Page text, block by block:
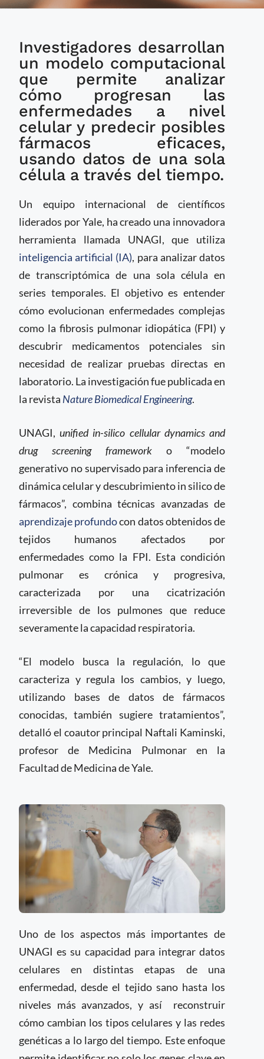
de IA diseñada para
entender
enfermedades
complejas y encontrar
nuevos tratamientos
Investigadores desarrollan
un modelo computacional
que permite analizar
cómo progresan las
enfermedades a nivel
celular y predecir posibles
fármacos eficaces,
usando datos de una sola
célula a través del tiempo.
Un equipo internacional de científicos
liderados por Yale, ha creado una innovadora
herramienta llamada UNAGI, que utiliza
inteligencia artificial (IA), para analizar datos
de transcriptómica de una sola célula en
series temporales. El objetivo es entender
cómo evolucionan enfermedades complejas
como la fibrosis pulmonar idiopática (FPI) y
descubrir medicamentos potenciales sin
necesidad de realizar pruebas directas en
laboratorio. La investigación fue publicada en
la revista Nature Biomedical Engineering.
UNAGI,unified in-silico cellular dynamics and
drug screening framework o “modelo
generativo no supervisado para inferencia de
dinámica celular y descubrimiento in silico de
fármacos”, combina técnicas avanzadas de
aprendizaje profundocon datos obtenidos de
tejidos humanos afectados por
enfermedades como la FPI. Esta condición
pulmonar es crónica y progresiva,
caracterizada por una cicatrización
irreversible de los pulmones que reduce
severamente la capacidad respiratoria.
“El modelo busca la regulación, lo que
caracteriza y regula los cambios, y luego,
utilizando bases de datos de fármacos
conocidas, también sugiere tratamientos”,
detalló el coautor principal Naftali Kaminski,
profesor de Medicina Pulmonar en la
Facultad de Medicina de Yale.
Uno de los aspectos más importantes de
UNAGI es su capacidad para integrar datos
celulares en distintas etapas de una
enfermedad, desde el tejido sano hasta los
niveles más avanzados, y así reconstruir
cómo cambian los tipos celulares y las redes
genéticas a lo largo del tiempo. Este enfoque